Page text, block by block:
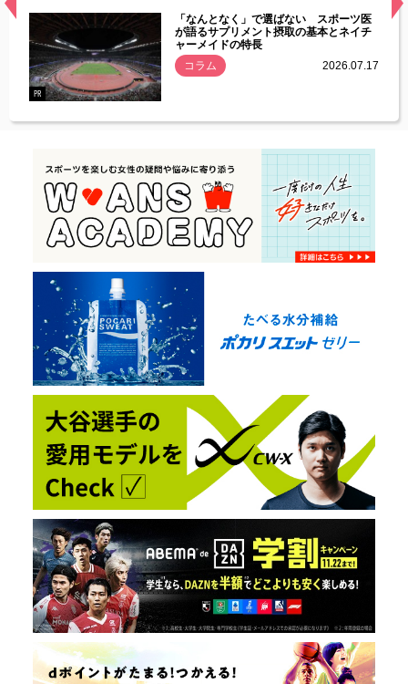
常
PR
「なんとなく」で選ばない スポーツ医
が語るサプリメント摂取の基本とネイチ
ャーメイドの特長
コラム
2026.07.17